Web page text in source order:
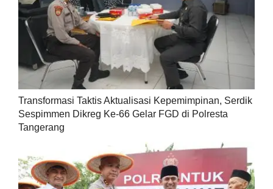
Transformasi Taktis Aktualisasi Kepemimpinan, Serdik
Sespimmen Dikreg Ke-66 Gelar FGD di Polresta
Tangerang